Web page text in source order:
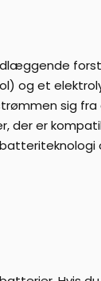
og et
sig fra
der er